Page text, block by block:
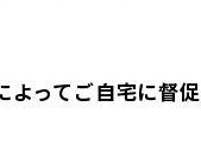
よってご自宅に督促